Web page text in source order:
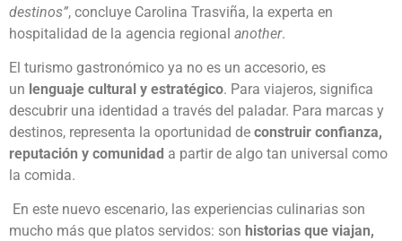
destinos”, concluye Carolina Trasviña, la experta en
hospitalidad de la agencia regional another.
El turismo gastronómico ya no es un accesorio, es
un lenguaje cultural y estratégico. Para viajeros, significa
descubrir una identidad a través del paladar. Para marcas y
destinos, representa la oportunidad de construir confianza,
reputación y comunidad a partir de algo tan universal como
la comida. ​
En este nuevo escenario, las experiencias culinarias son
mucho más que platos servidos: son historias que viajan,